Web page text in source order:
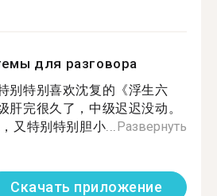
для разговора
别特别喜欢沈复的《浮生六
肝完很久了，中级迟迟没动。
又特别特别胆小...Развернуть
Скачать приложение